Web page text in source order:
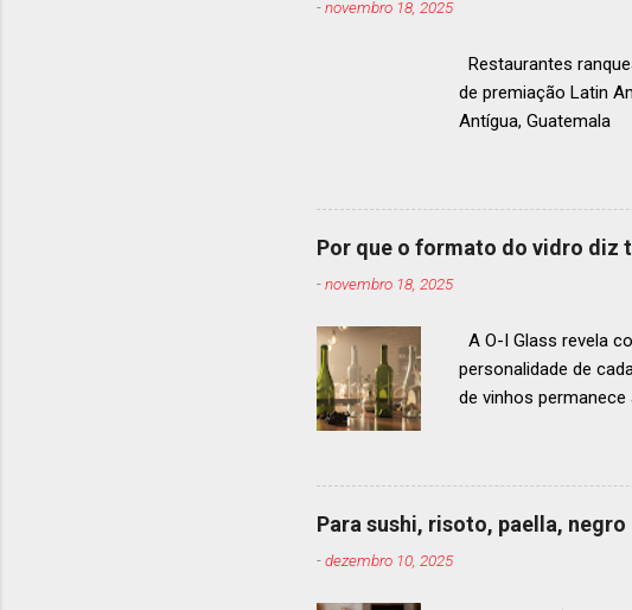
-novembro 18, 2025
Restaurantes
de premiação Latin
Antígua,
ranqueados nas
gastronomia de toda
um espectro mais
Por que o formato do vidro diz
-novembro 18, 2025
A O-I Glass revela
personalidade de
de vinhos
até 2029, de acordo
contínua que a O-I
parceira essencial
para cada tipo de
Para sushi, risoto, paella,
-dezembro 10, 2025